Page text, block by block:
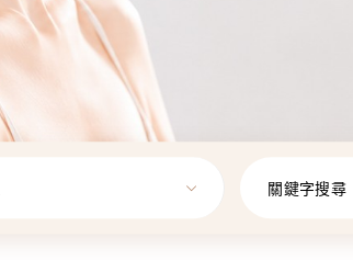
關鍵字搜尋